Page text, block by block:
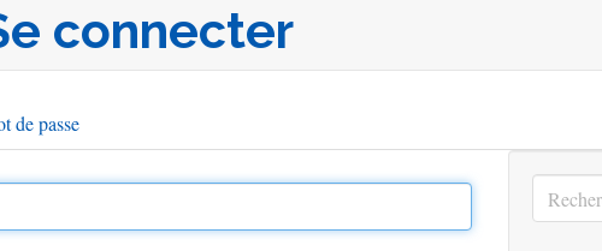
connecter
de passe